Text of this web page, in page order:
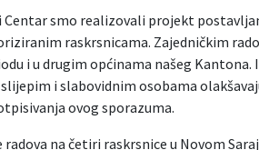
Centar smo realizovali projekt
raskrsnicama. Zajedničkim
i u drugim općinama našeg
i slabovidnim osobama
ovog sporazuma.
na četiri raskrsnice u Novom